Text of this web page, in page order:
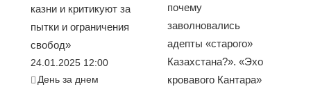
казни и критикуют за
пытки и ограничения
свобод»
24.01.2025 12:00
День за днем
почему
заволновались
адепты «старого»
Казахстана?». «Эхо
кровавого Кантара»